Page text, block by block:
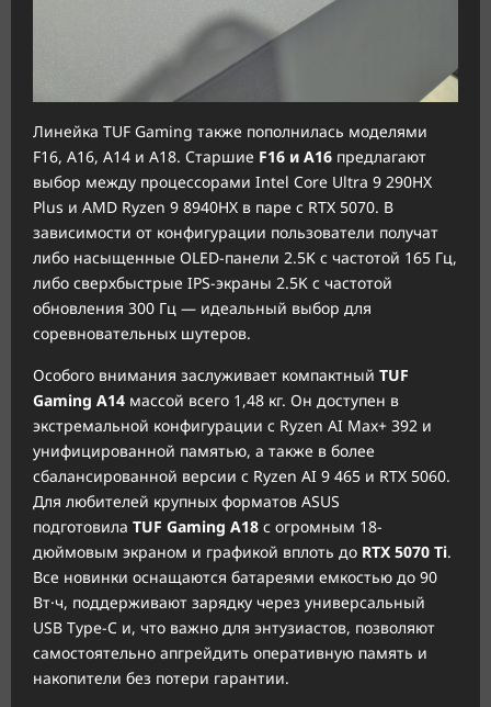
Линейка TUF Gaming также пополнилась моделями
F16, A16, A14 и A18. Старшие F16 и A16 предлагают
выбор между процессорами Intel Core Ultra 9 290HX
Plus и AMD Ryzen 9 8940HX в паре с RTX 5070. В
зависимости от конфигурации пользователи получат
либо насыщенные OLED-панели 2.5K с частотой 165 Гц,
либо сверхбыстрые IPS-экраны 2.5K с частотой
обновления 300 Гц — идеальный выбор для
соревновательных шутеров.
Особого внимания заслуживает компактный TUF
Gaming A14 массой всего 1,48 кг. Он доступен в
экстремальной конфигурации с Ryzen AI Max+ 392 и
унифицированной памятью, а также в более
сбалансированной версии с Ryzen AI 9 465 и RTX 5060.
Для любителей крупных форматов ASUS
подготовила TUF Gaming A18 с огромным 18-
дюймовым экраном и графикой вплоть до RTX 5070 Ti.
Все новинки оснащаются батареями емкостью до 90
Вт·ч, поддерживают зарядку через универсальный
USB Type-C и, что важно для энтузиастов, позволяют
самостоятельно апгрейдить оперативную память и
накопители без потери гарантии.